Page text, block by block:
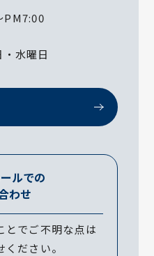
PM7:00
水曜日
ルでの
わせ
とでご不明な点は
ださい。